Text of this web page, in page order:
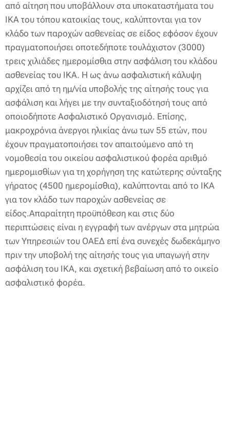
από αίτηση που υποβάλλουν στα υποκαταστήματα του
ΙΚΑ του τόπου κατοικίας τους, καλύπτονται για τον
κλάδο των παροχών ασθενείας σε είδος εφόσον έχουν
πραγματοποιήσει οποτεδήποτε τουλάχιστον (3000)
τρεις χιλιάδες ημερομίσθια στην ασφάλιση του κλάδου
ασθενείας του ΙΚΑ. Η ως άνω ασφαλιστική κάλυψη
αρχίζει από τη ημ/νία υποβολής της αίτησής τους για
ασφάλιση και λήγει με την συνταξιοδότησή τους από
οποιοδήποτε Ασφαλιστικό Οργανισμό. Επίσης,
μακροχρόνια άνεργοι ηλικίας άνω των 55 ετών, που
έχουν πραγματοποιήσει τον απαιτούμενο από τη
νομοθεσία του οικείου ασφαλιστικού φορέα αριθμό
ημερομισθίων για τη χορήγηση της κατώτερης σύνταξης
γήρατος (4500 ημερομίσθια), καλύπτονται από το ΙΚΑ
για τον κλάδο των παροχών ασθενείας σε
είδος.Απαραίτητη προϋπόθεση και στις δύο
περιπτώσεις είναι η εγγραφή των ανέργων στα μητρώα
των Υπηρεσιών του ΟΑΕΔ επί ένα συνεχές δωδεκάμηνο
πριν την υποβολή της αίτησής τους για υπαγωγή στην
ασφάλιση του ΙΚΑ, και σχετική βεβαίωση από το οικείο
ασφαλιστικό φορέα.